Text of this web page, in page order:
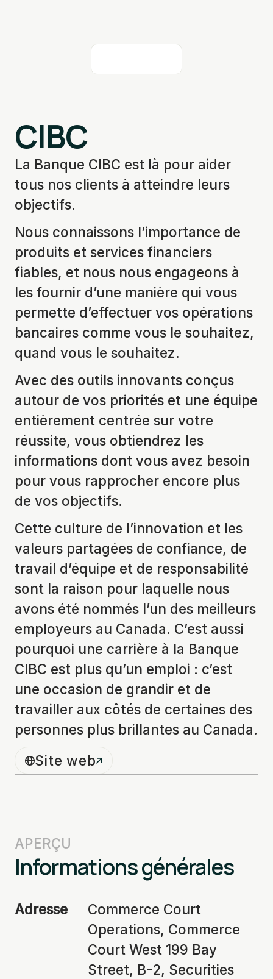
CIBC
La Banque CIBC est là pour aider
tous nos clients à atteindre leurs
objectifs.
Nous connaissons l’importance de
produits et services financiers
fiables, et nous nous engageons à
les fournir d’une manière qui vous
permette d’effectuer vos opérations
bancaires comme vous le souhaitez,
quand vous le souhaitez.
Avec des outils innovants conçus
autour de vos priorités et une équipe
entièrement centrée sur votre
réussite, vous obtiendrez les
informations dont vous avez besoin
pour vous rapprocher encore plus
de vos objectifs.
Cette culture de l’innovation et les
valeurs partagées de confiance, de
travail d’équipe et de responsabilité
sont la raison pour laquelle nous
avons été nommés l’un des meilleurs
employeurs au Canada. C’est aussi
pourquoi une carrière à la Banque
CIBC est plus qu’un emploi : c’est
une occasion de grandir et de
travailler aux côtés de certaines des
personnes plus brillantes au Canada.
Site web
APERÇU
Informations générales
Adresse
Commerce Court
Operations, Commerce
Court West 199 Bay
Street, B-2, Securities